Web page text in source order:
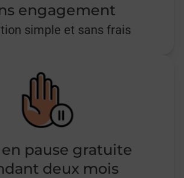
engagement
simple et sans frais
en pause gratuite
deux mois